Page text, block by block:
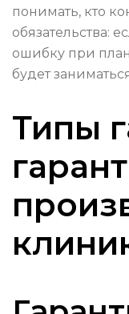
понимать, кто
обязательства:
ошибку при
будет
Типы